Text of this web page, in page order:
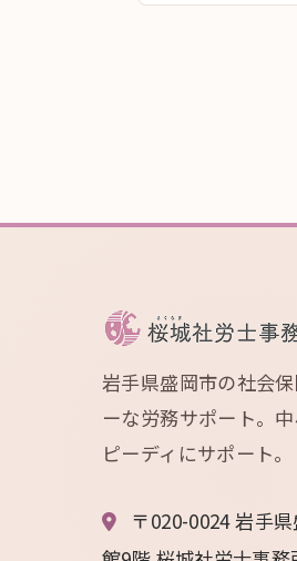
岩手県盛岡市の社会
ーな労務サポート。
ピーディにサポート。
〒020-0024 岩手